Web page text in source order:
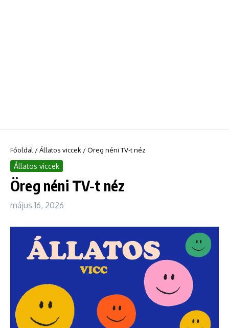
Főoldal /Állatos viccek /Öreg néni TV-t néz
Állatos viccek
Öreg néni TV-t néz
május 16, 2026